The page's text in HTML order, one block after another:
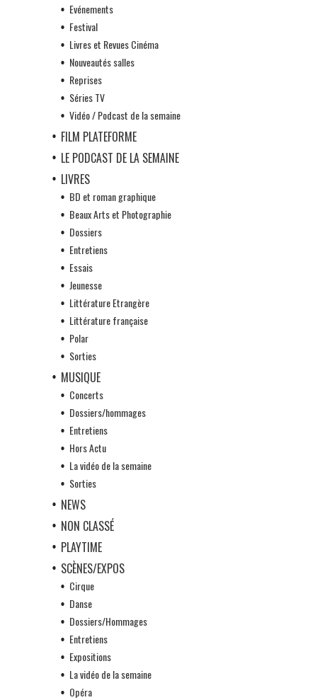
Evénements
Festival
Livres et Revues Cinéma
Nouveautés salles
Reprises
Séries TV
Vidéo / Podcast de la semaine
FILM PLATEFORME
LE PODCAST DE LA SEMAINE
LIVRES
BD et roman graphique
Beaux Arts et Photographie
Dossiers
Entretiens
Essais
Jeunesse
Littérature Etrangère
Littérature française
Polar
Sorties
MUSIQUE
Concerts
Dossiers/hommages
Entretiens
Hors Actu
La vidéo de la semaine
Sorties
NEWS
NON CLASSÉ
PLAYTIME
SCÈNES/EXPOS
Cirque
Danse
Dossiers/Hommages
Entretiens
Expositions
La vidéo de la semaine
Opéra